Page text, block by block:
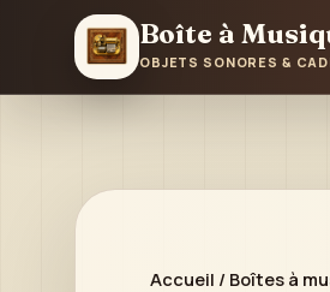
Boîte à
OBJETS SONORES &
Accueil / Boîtes à